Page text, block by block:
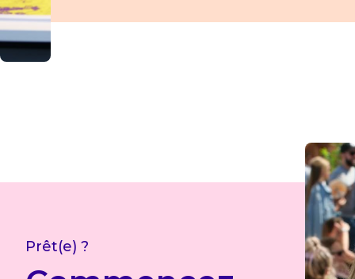
Prêt(e) ?